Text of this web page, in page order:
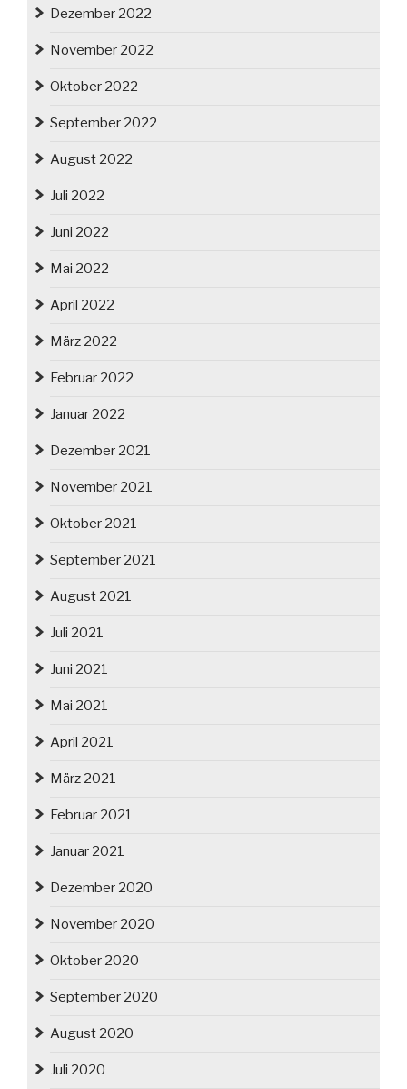
Dezember 2022
November 2022
Oktober 2022
September 2022
August 2022
Juli 2022
Juni 2022
Mai 2022
April 2022
März 2022
Februar 2022
Januar 2022
Dezember 2021
November 2021
Oktober 2021
September 2021
August 2021
Juli 2021
Juni 2021
Mai 2021
April 2021
März 2021
Februar 2021
Januar 2021
Dezember 2020
November 2020
Oktober 2020
September 2020
August 2020
Juli 2020